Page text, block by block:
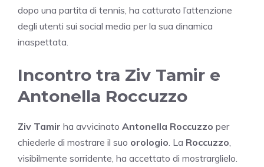
dopo una partita di tennis, ha catturato l’attenzione
degli utenti sui social media per la sua dinamica
inaspettata.
Incontro tra Ziv Tamir e
Antonella Roccuzzo
Ziv Tamir ha avvicinato Antonella Roccuzzo per
chiederle di mostrare il suo orologio . La Roccuzzo
visibilmente sorridente, ha accettato di mostrarglielo.